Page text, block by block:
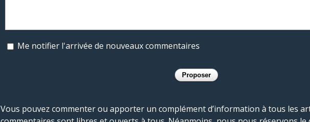
Me notifier l'arrivée de nouveaux commentaires
Vous pouvez commenter ou apporter un complément d’information à tous les